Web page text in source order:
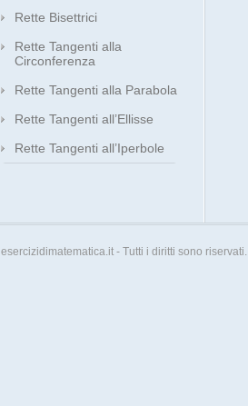
Rette Bisettrici
Rette Tangenti alla
Circonferenza
Rette Tangenti alla Parabola
Rette Tangenti all’Ellisse
Rette Tangenti all’Iperbole
esercizidimatematica.it - Tutti i diritti sono riservati.